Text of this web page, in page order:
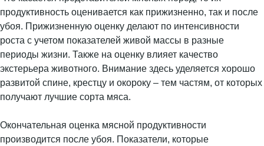
продуктивность оценивается как прижизненно, так и после
убоя. Прижизненную оценку делают по интенсивности
роста с учетом показателей живой массы в разные
периоды жизни. Также на оценку влияет качество
экстерьера животного. Внимание здесь уделяется хорошо
развитой спине, крестцу и окороку – тем частям, от которых
получают лучшие сорта мяса.
Окончательная оценка мясной продуктивности
производится после убоя. Показатели, которые